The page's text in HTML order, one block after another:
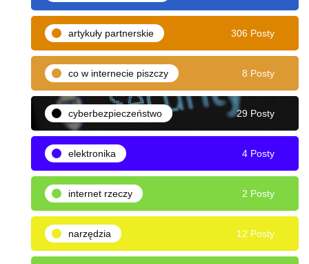
artykuły partnerskie 306 Posty
co w internecie piszczy 8 Posty
cyberbezpieczeństwo 29 Posty
elektronika 4 Posty
internet rzeczy 2 Posty
narzędzia 12 Posty